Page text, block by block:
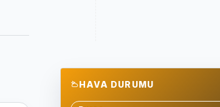
HAVA DURUMU